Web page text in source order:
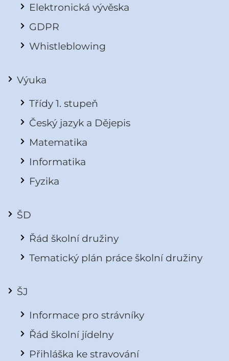
Elektronická vývěska
GDPR
Whistleblowing
Výuka
Třídy 1. stupeň
Český jazyk a Dějepis
Matematika
Informatika
Fyzika
ŠD
Řád školní družiny
Tematický plán práce školní družiny
ŠJ
Informace pro strávníky
Řád školní jídelny
Přihláška ke stravování